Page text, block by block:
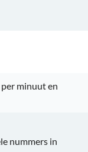
minuut en
nummers in